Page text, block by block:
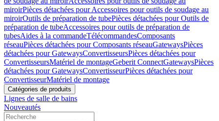
miroirPièces détachées pour Accessoires pour outils de soudage au
miroirOutils de préparation de tubePièces détachées pour Outils de
préparation de tubeAccessoires pour outils de préparation de
tubesAides à la commandeTélécommandesComposants
réseauPièces détachées pour Composants réseauGatewaysPièces
détachées pour GatewaysConvertisseursPièces détachées pour
ConvertisseursMatériel de montageGeberit ConnectGatewaysPièces
détachées pour GatewaysConvertisseurPièces détachées pour
ConvertisseurMatériel de montage
Catégories de produits
Lignes de salle de bains
Nouveautés